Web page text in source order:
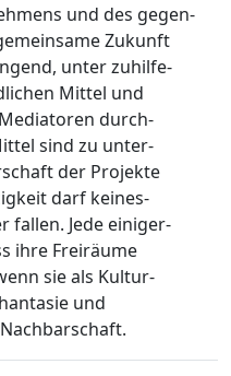
und des gegen-
Zukunft
unter zuhilfe-
Mittel und
durch-
sind zu unter-
der Projekte
darf keines-
fallen. Jede einiger-
ihre Freiräume
sie als Kultur-
und